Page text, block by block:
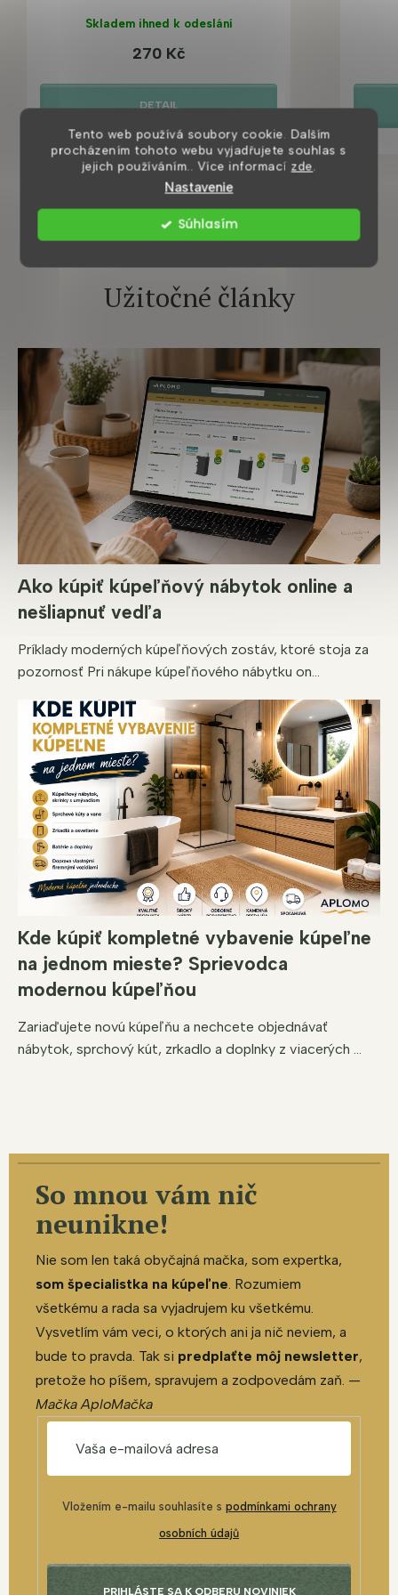
Tento web používá soubory cookie. Dalším
procházením tohoto webu vyjadřujete souhlas s
jejich používáním.. Více informací zde.
Nastavenie
Súhlasím
Skladem ihned k odeslání
270 Kč
DETAIL
Užitočné články
Ako kúpiť kúpeľňový nábytok online a
nešliapnuť vedľa
Príklady moderných kúpeľňových zostáv, ktoré stoja za
pozornosť Pri nákupe kúpeľňového nábytku on...
Kde kúpiť kompletné vybavenie kúpeľne
na jednom mieste? Sprievodca
modernou kúpeľňou
Zariaďujete novú kúpeľňu a nechcete objednávať
nábytok, sprchový kút, zrkadlo a doplnky z viacerých ...
So mnou vám nič
neunikne!
Nie som len taká obyčajná mačka, som expertka,
som špecialistka na kúpeľne. Rozumiem
všetkému a rada sa vyjadrujem ku všetkému.
Vysvetlím vám veci, o ktorých ani ja nič neviem, a
bude to pravda. Tak si predplaťte môj newsletter,
pretože ho píšem, spravujem a zodpovedám zaň. —
Mačka AploMačka
Vložením e-mailu souhlasíte s podmínkami ochrany
osobních údajů
PRIHLÁSTE SA K ODBERU NOVINIEK